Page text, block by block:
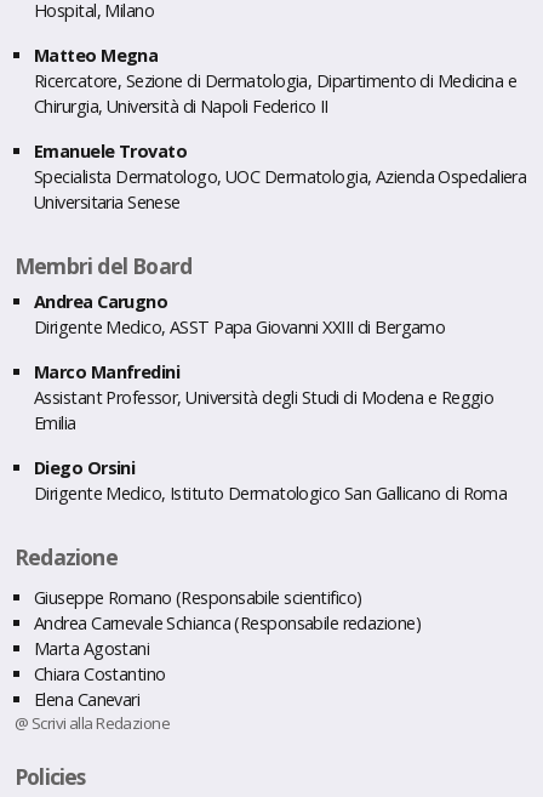
Hospital, Milano
Matteo Megna
Ricercatore, Sezione di Dermatologia, Dipartimento di Medicina e
Chirurgia, Università di Napoli Federico II
Emanuele Trovato
Specialista Dermatologo, UOC Dermatologia, Azienda Ospedaliera
Universitaria Senese
Membri del Board
Andrea Carugno
Dirigente Medico, ASST Papa Giovanni XXIII di Bergamo
Marco Manfredini
Assistant Professor, Università degli Studi di Modena e Reggio
Emilia
Diego Orsini
Dirigente Medico, Istituto Dermatologico San Gallicano di Roma
Redazione
Giuseppe Romano (Responsabile scientifico)
Andrea Carnevale Schianca (Responsabile redazione)
Marta Agostani
Chiara Costantino
Elena Canevari
@ Scrivi alla Redazione
Policies